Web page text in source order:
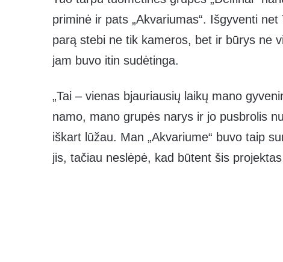
priminė ir pats „Akvariumas“. Išgyventi
parą stebi ne tik kameros, bet ir būrys ne
jam buvo itin sudėtinga.
„Tai – vienas bjauriausių laikų mano
namo, mano grupės narys ir jo pusbrolis
iškart lūžau. Man „Akvariume“ buvo taip
jis, tačiau neslėpė, kad būtent šis